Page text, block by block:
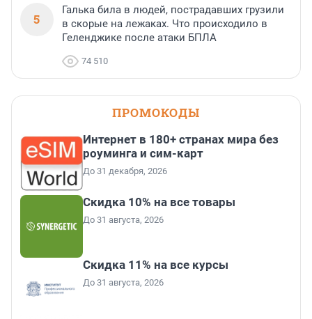
5
Галька била в людей, пострадавших грузили
в скорые на лежаках. Что происходило в
Геленджике после атаки БПЛА
74 510
ПРОМОКОДЫ
Интернет в 180+ странах мира без
роуминга и сим-карт
До 31 декабря, 2026
Скидка 10% на все товары
До 31 августа, 2026
Скидка 11% на все курсы
До 31 августа, 2026